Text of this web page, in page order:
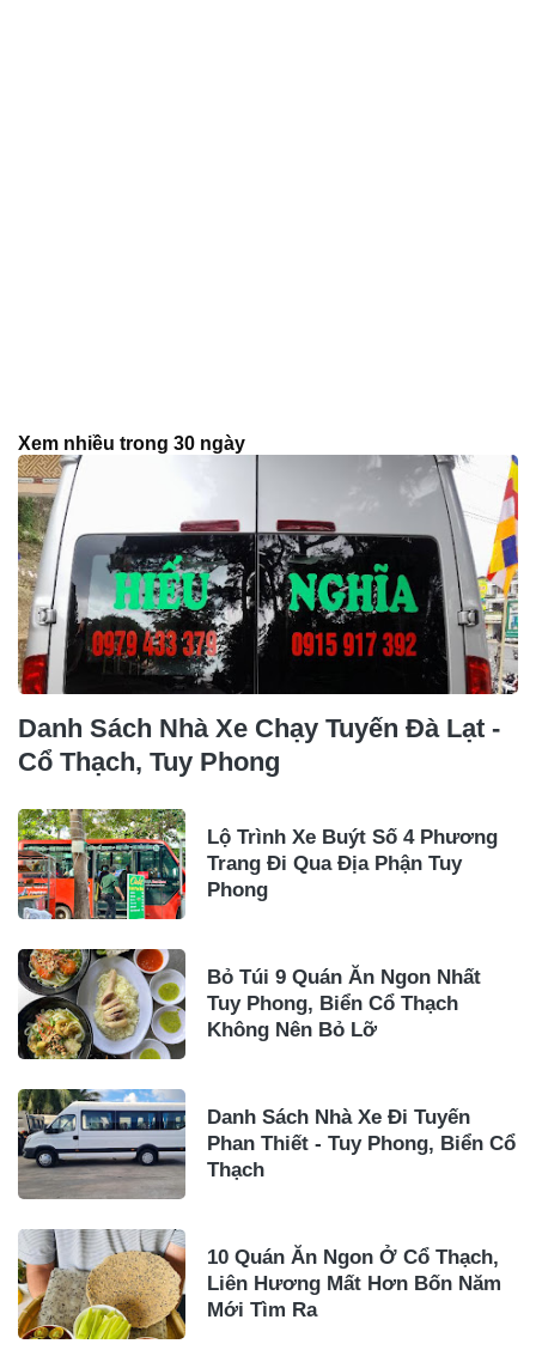
Xem nhiều trong 30 ngày
Danh Sách Nhà Xe Chạy Tuyến Đà Lạt -
Cổ Thạch, Tuy Phong
Lộ Trình Xe Buýt Số 4 Phương
Trang Đi Qua Địa Phận Tuy
Phong
Bỏ Túi 9 Quán Ăn Ngon Nhất
Tuy Phong, Biển Cổ Thạch
Không Nên Bỏ Lỡ
Danh Sách Nhà Xe Đi Tuyến
Phan Thiết - Tuy Phong, Biển Cổ
Thạch
10 Quán Ăn Ngon Ở Cổ Thạch,
Liên Hương Mất Hơn Bốn Năm
Mới Tìm Ra